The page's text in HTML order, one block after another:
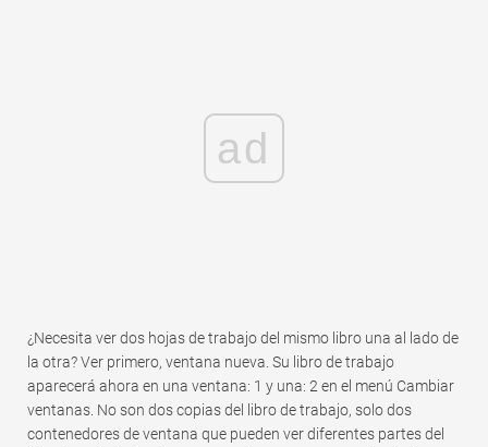
ad
¿Necesita ver dos hojas de trabajo del mismo libro una al lado de
la otra? Ver primero, ventana nueva. Su libro de trabajo
aparecerá ahora en una ventana: 1 y una: 2 en el menú Cambiar
ventanas. No son dos copias del libro de trabajo, solo dos
contenedores de ventana que pueden ver diferentes partes del